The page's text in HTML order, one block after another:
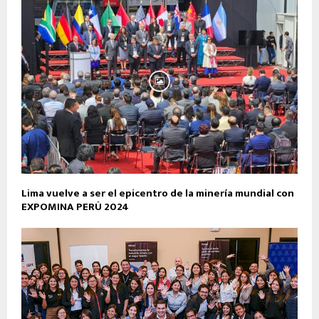
Lima vuelve a ser el epicentro de la minería mundial con
EXPOMINA PERÚ 2024